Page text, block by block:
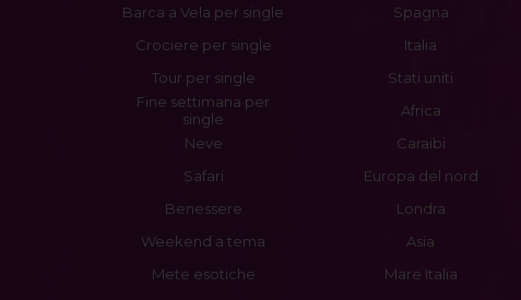
Barca a Vela per single
Crociere per single
Tour per single
Fine settimana per
single
Neve
Safari
Benessere
Weekend a tema
Mete esotiche
Spagna
Italia
Stati uniti
Africa
Caraibi
Europa del nord
Londra
Asia
Mare Italia